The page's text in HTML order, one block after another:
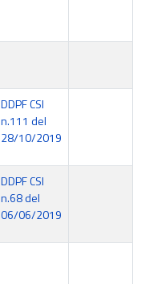
DDPF CSI
n.111 del
28/10/2019
DDPF CSI
n.68 del
06/06/2019